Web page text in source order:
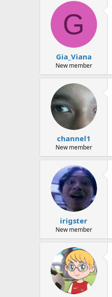
G
Gia_Viana
New member
channel1
New member
irigster
New member